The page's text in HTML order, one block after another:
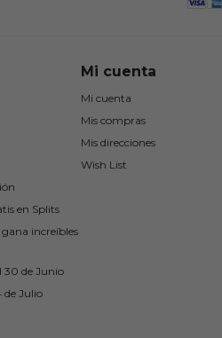
en Splits
increíbles
30 de Junio
de Julio
Mi cuenta
Mi cuenta
Mis compras
Mis direcciones
Wish List